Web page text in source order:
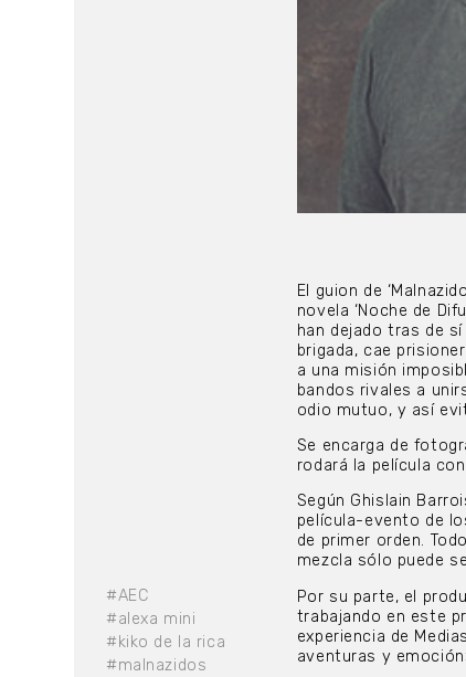
#AEC
#alexa mini
#kiko de la rica
#malnazidos
El guion de
novela ‘Noche de
han dejado tras de
brigada, cae
a una misión
bandos rivales a
odio mutuo, y así
Se encarga de
rodará la película
Según Ghislain
película-evento de
de primer orden.
mezcla sólo puede
Por su parte, el
trabajando en este
experiencia de
aventuras y